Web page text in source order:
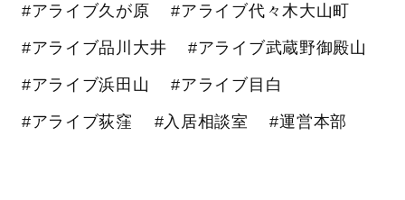
#アライブ久が原 #アライブ代々木大山町
#アライブ品川大井 #アライブ武蔵野御殿山
#アライブ浜田山 #アライブ目白
#アライブ荻窪 #入居相談室 #運営本部